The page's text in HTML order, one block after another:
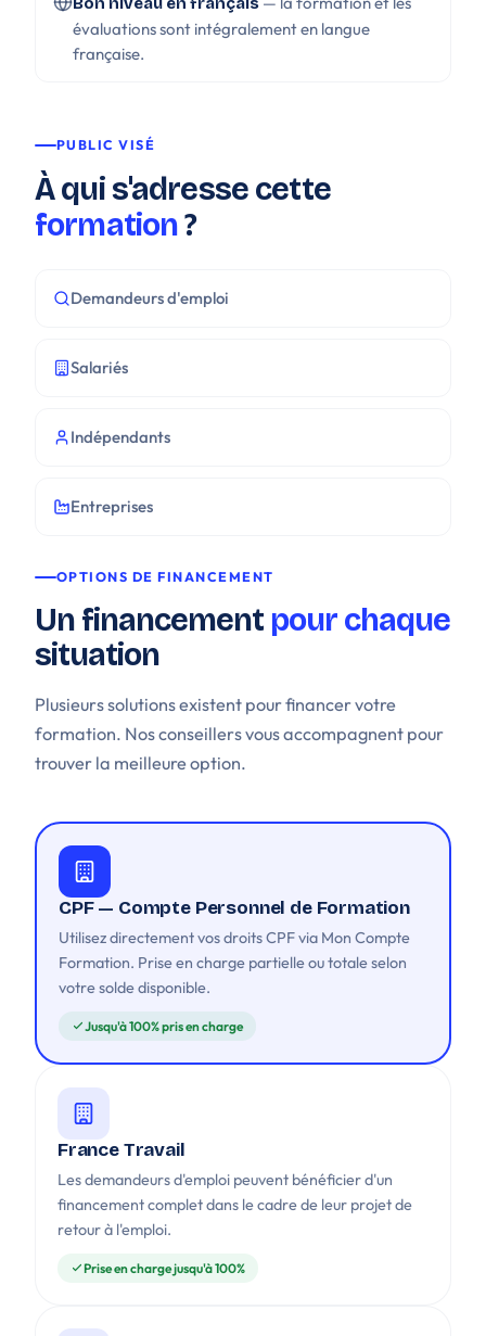
évaluations sont intégralement en langue
française.
PUBLIC VISÉ
À qui s'adresse cette
formation?
Demandeurs d'emploi
Salariés
Indépendants
Entreprises
OPTIONS DE FINANCEMENT
Un financement pour chaque
situation
Plusieurs solutions existent pour financer votre
formation. Nos conseillers vous accompagnent pour
trouver la meilleure option.
CPF — Compte Personnel de Formation
Utilisez directement vos droits CPF via Mon Compte
Formation. Prise en charge partielle ou totale selon
votre solde disponible.
Jusqu'à 100% pris en charge
France Travail
Les demandeurs d'emploi peuvent bénéficier d'un
financement complet dans le cadre de leur projet de
retour à l'emploi.
Prise en charge jusqu'à 100%